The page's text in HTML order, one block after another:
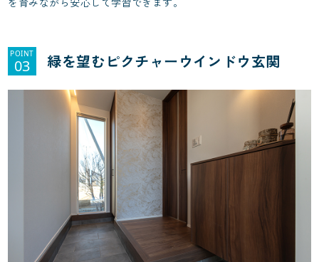
POINT
03 緑を望むピクチャーウインドウ玄関